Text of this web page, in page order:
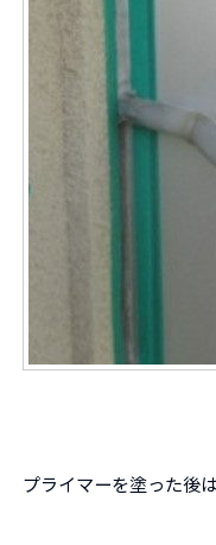
プライマーを塗った後